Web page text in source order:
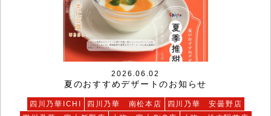
2026.06.02
夏のおすすめデザートのお知らせ
四川乃華ICHI 四川乃華 南松本店
四川乃華 安曇野店